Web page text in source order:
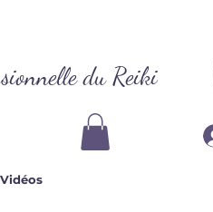
du Reiki
Vidéos